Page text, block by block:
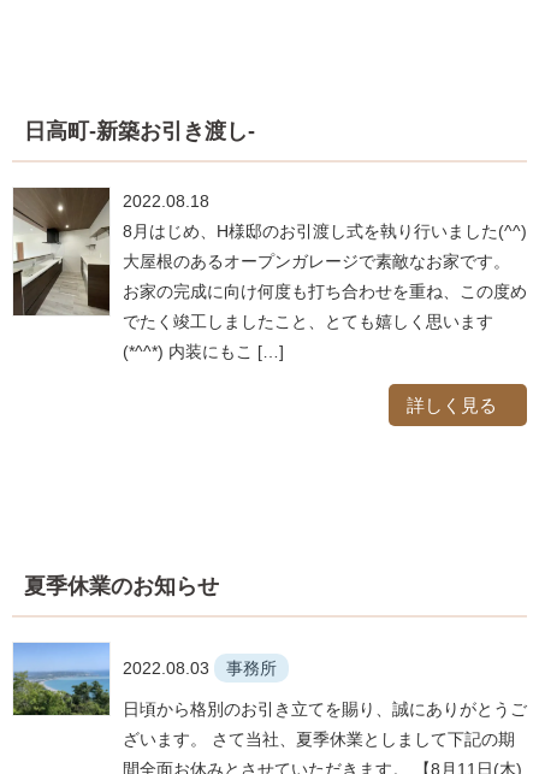
日高町-新築お引き渡し-
2022.08.18
8月はじめ、H様邸のお引渡し式を執り行いました(^^)
大屋根のあるオープンガレージで素敵なお家です。
お家の完成に向け何度も打ち合わせを重ね、この度め
でたく竣工しましたこと、とても嬉しく思います
(*^^*) 内装にもこ […]
詳しく見る
夏季休業のお知らせ
2022.08.03 事務所
日頃から格別のお引き立てを賜り、誠にありがとうご
ざいます。 さて当社、夏季休業としまして下記の期
間全面お休みとさせていただきます。 【8月11日(木)